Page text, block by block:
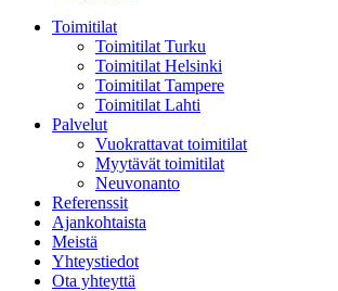
Toimitilat
Toimitilat Turku
Toimitilat Helsinki
Toimitilat Tampere
Toimitilat Lahti
Palvelut
Vuokrattavat toimitilat
Myytävät toimitilat
Neuvonanto
Referenssit
Ajankohtaista
Meistä
Yhteystiedot
Ota yhteyttä